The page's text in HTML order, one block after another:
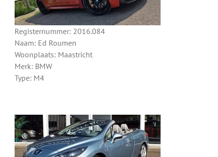
Registernummer: 2016.084
Naam: Ed Roumen
Woonplaats: Maastricht
Merk: BMW
Type: M4